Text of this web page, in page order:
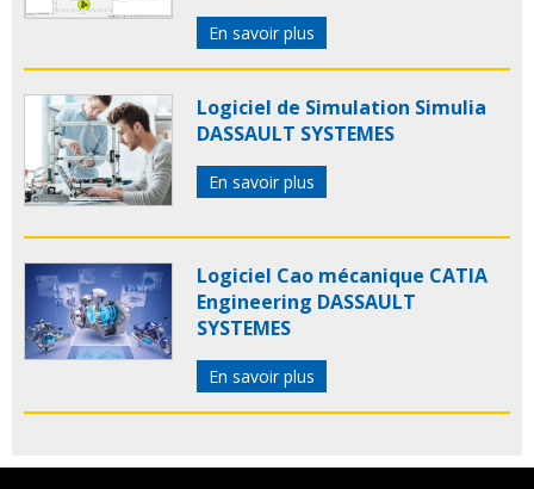
En savoir plus
Logiciel de Simulation Simulia
DASSAULT SYSTEMES
En savoir plus
Logiciel Cao mécanique CATIA
Engineering DASSAULT
SYSTEMES
En savoir plus